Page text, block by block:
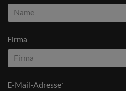
Firma
E-Mail-Adresse*